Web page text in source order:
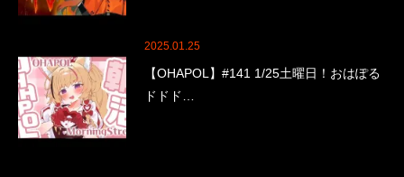
2025.01.25
【OHAPOL】#141 1/25土曜日！おはぽる
ドドド…